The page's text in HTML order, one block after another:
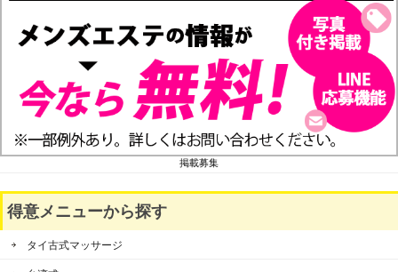
掲載募集
得意メニューから探す
タイ古式マッサージ